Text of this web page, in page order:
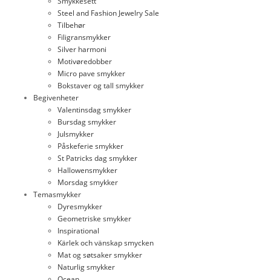
Steel and Fashion Jewelry Sale
Tilbehør
Filigransmykker
Silver harmoni
Motivøredobber
Micro pave smykker
Bokstaver og tall smykker
Begivenheter
Valentinsdag smykker
Bursdag smykker
Julsmykker
Påskeferie smykker
St Patricks dag smykker
Hallowensmykker
Morsdag smykker
Temasmykker
Dyresmykker
Geometriske smykker
Inspirational
Kärlek och vänskap smycken
Mat og søtsaker smykker
Naturlig smykker